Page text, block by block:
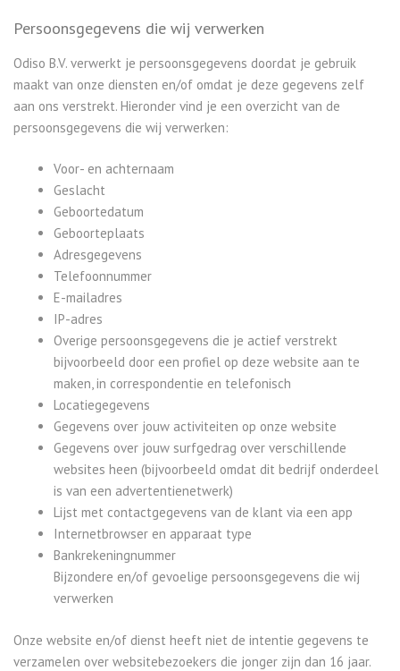
Persoonsgegevens die wij verwerken
Odiso B.V. verwerkt je persoonsgegevens doordat je gebruik
maakt van onze diensten en/of omdat je deze gegevens zelf
aan ons verstrekt. Hieronder vind je een overzicht van de
persoonsgegevens die wij verwerken:
Voor- en achternaam
Geslacht
Geboortedatum
Geboorteplaats
Adresgegevens
Telefoonnummer
E-mailadres
IP-adres
Overige persoonsgegevens die je actief verstrekt
bijvoorbeeld door een profiel op deze website aan te
maken, in correspondentie en telefonisch
Locatiegegevens
Gegevens over jouw activiteiten op onze website
Gegevens over jouw surfgedrag over verschillende
websites heen (bijvoorbeeld omdat dit bedrijf onderdeel
is van een advertentienetwerk)
Lijst met contactgegevens van de klant via een app
Internetbrowser en apparaat type
Bankrekeningnummer
Bijzondere en/of gevoelige persoonsgegevens die wij
verwerken
Onze website en/of dienst heeft niet de intentie gegevens te
verzamelen over websitebezoekers die jonger zijn dan 16 jaar.